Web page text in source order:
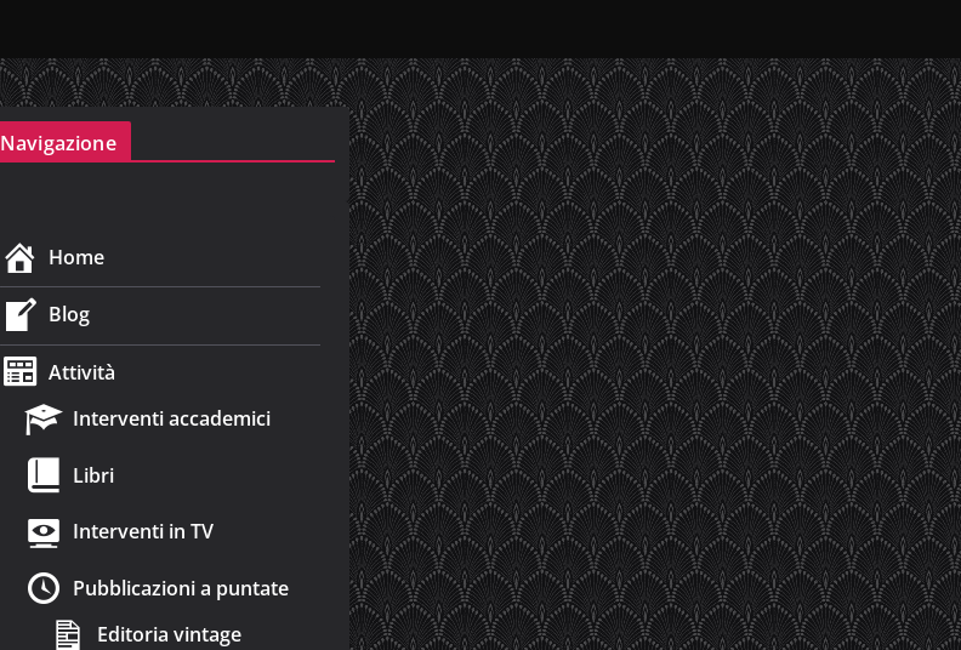
Navigazione
Home
Blog
Attività
Interventi accademici
Libri
Interventi in TV
Pubblicazioni a puntate
Editoria vintage